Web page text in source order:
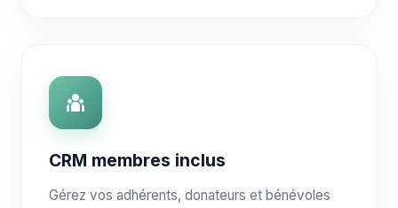
CRM membres inclus
Gérez vos adhérents, donateurs et bénévoles